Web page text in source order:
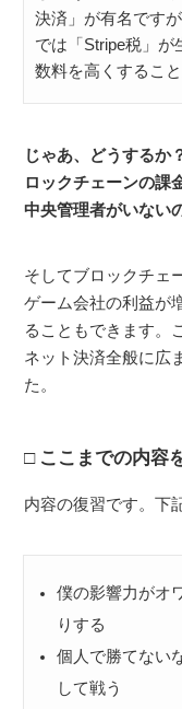
決済」が有名です
では「Stripe税」が
数料を高くするこ
じゃあ、どうするか
ロックチェーンの課
中央管理者がいない
そしてブロックチェ
ゲーム会社の利益が
ることもできます。
ネット決済全般に広
た。
ここまでの内容
内容の復習です。下
僕の影響力がオ
りする
個人で勝てない
して戦う